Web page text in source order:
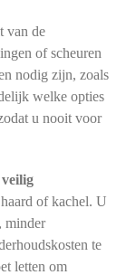
van de
of scheuren
nodig zijn, zoals
welke opties
u nooit voor
of kachel. U
minder
te
letten om